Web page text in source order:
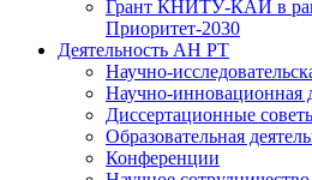
Грант КНИТУ-КАИ в
Приоритет-2030
Деятельность АН РТ
Научно-
Научно-инновационная
Диссертационные
Образовательная
Конференции